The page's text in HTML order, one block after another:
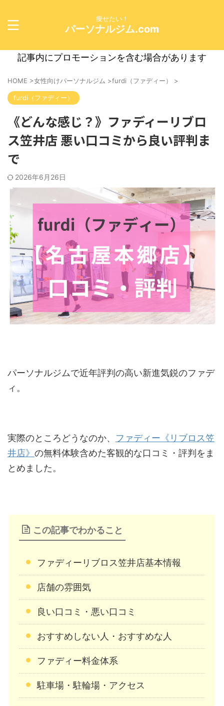
痩せたい！
パーソナルジム.com
記事内にプロモーションを含む場合があります
HOME >女性向けパーソナルジム >furdi（ファディー） >
furdi（ファディー）
《どんな感じ？》ファディーリブロ
ス笠井店 悪い口コミから良い評判ま
で
2026年6月26日
パーソナルジムで近年評判の高い新進気鋭のファデ
ィ。
実際のところどうなのか、 ファディー《リブロス笠
井店》 の無料体験含めた客観的な口コミ・評判をま
とめました。
この記事でわかること
ファディーリブロス笠井店基本情報
店舗の雰囲気
良い口コミ・悪い口コミ
おすすめしない人・おすすめな人
ファディー料金体系
駐車場・駐輪場・アクセス